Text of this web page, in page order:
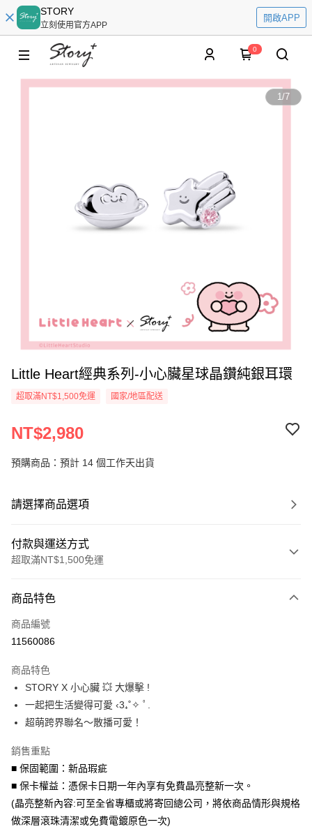
STORY
立刻使用官方APP
開啟APP
0
1/7
Little Heart經典系列-小心臟星球晶鑽純銀耳環
超取滿NT$1,500免運 國家/地區配送
NT$2,980
預購商品：預計 14 個工作天出貨
請選擇商品選項
付款與運送方式
超取滿NT$1,500免運
信用卡一次付款
信用卡分期付款
合作金庫商業銀行
華南商業銀行
上海商業儲蓄銀行
國泰世華商業銀行
匯豐（台灣）商業銀行
聯邦商業銀行
元大商業銀行
永豐商業銀行
台新國際商業銀行
中國信託商業銀行
台灣樂天信用卡公司
6 期 0 利率 每期
華南商業銀行
上海商業儲蓄銀行
臺灣中小企業銀行
匯豐（台灣）商業銀行
聯邦商業銀行
遠東國際商業銀行
元大商業銀行
永豐商業銀行
玉山商業銀行
超商取貨付款
LINE Pay
Apple Pay
街口支付
悠遊付
商品特色
商品編號
11560086
商品特色
STORY X 小心臟 💥 大爆擊 !
一起把生活變得可愛 ‹3₊˚✧ ﾟ.
超萌跨界聯名～散播可愛！
銷售重點
■ 保固範圍：新品瑕疵
■ 保卡權益：憑保卡日期一年內享有免費晶亮整新一次。
(晶亮整新內容:可至全省專櫃或將寄回總公司，將依商品情形與規格
做深層滾珠清潔或免費電鍍原色一次)